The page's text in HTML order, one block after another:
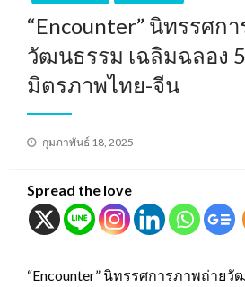
“Encounter” นิทรรศก
วัฒนธรรม เฉลิมฉลอง
มิตรภาพไทย-จีน
Posted
กุมภาพันธ์ 18, 2025
Spread the love
“Encounter” นิทรรศการภาพถ่าย